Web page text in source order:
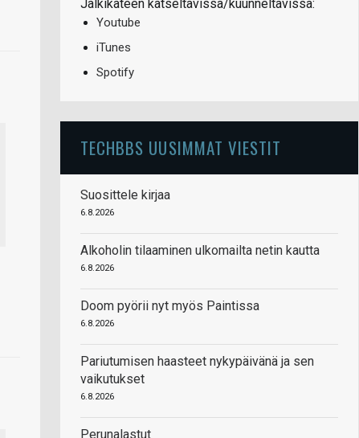
Jälkikäteen katseltavissa/kuunneltavissa:
Youtube
iTunes
Spotify
TECHBBS UUSIMMAT VIESTIT
Suosittele kirjaa
6.8.2026
Alkoholin tilaaminen ulkomailta netin kautta
6.8.2026
Doom pyörii nyt myös Paintissa
6.8.2026
Pariutumisen haasteet nykypäivänä ja sen
vaikutukset
6.8.2026
Perunalastut